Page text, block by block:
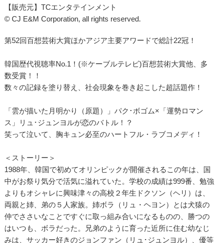
【販売元】TCエンタテインメント
© CJ E&M Corporation, all rights reserved.
第52回百想芸術大賞ほかアジア主要アワードで総計22冠！
韓国歴代視聴率No.1！(※ケーブルテレビ)百想芸術大賞他、多
数受賞！！
数々の記録を塗り替え、社会現象を巻き起こした超話題作！
「雲が描いた月明かり（原題）」パク･ボゴム×「運勢ロマン
ス」リュ･ジュンヨルが恋のバトル！？
笑って泣いて、胸キュン必至のハートフル・ラブコメディ！
＜ストーリー＞
1988年、韓国で初めてオリンピックが開催されるこの年は、国
中がお祭り気分で活気に溢れていた。学校の成績は999番、勉強
よりもオシャレに興味津々の高校２年生ドクソン（ヘリ）は、
両親と姉、弟の５人家族。姉ボラ（リュ・ヘヨン）とは犬猿の
仲でささいなことですぐに取っ組み合いになるものの、勝つの
はいつも、ボラだった。兄弟のように育った近所に住む幼なじ
みは、サッカー好きのジョンファン（リュ･ジュンヨル）、優等